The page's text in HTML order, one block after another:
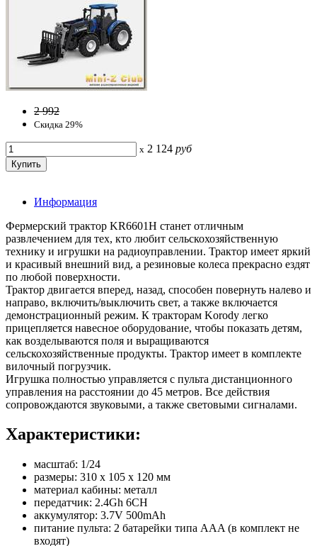
2 992
Скидка 29%
x 2 124 руб
Информация
Фермерский трактор KR6601H станет отличным
развлечением для тех, кто любит сельскохозяйственную
технику и игрушки на радиоуправлении. Трактор имеет яркий
и красивый внешний вид, а резиновые колеса прекрасно ездят
по любой поверхности.
Трактор двигается вперед, назад, способен повернуть налево и
направо, включить/выключить свет, а также включается
демонстрационный режим. К тракторам Korody легко
прицепляется навесное оборудование, чтобы показать детям,
как возделываются поля и выращиваются
сельскохозяйственные продукты. Трактор имеет в комплекте
вилочный погрузчик.
Игрушка полностью управляется с пульта дистанционного
управления на расстоянии до 45 метров. Все действия
сопровождаются звуковыми, а также световыми сигналами.
Характеристики:
масштаб: 1/24
размеры: 310 х 105 х 120 мм
материал кабины: металл
передатчик: 2.4Gh 6CH
аккумулятор: 3.7V 500mAh
питание пульта: 2 батарейки типа AAA (в комплект не
входят)